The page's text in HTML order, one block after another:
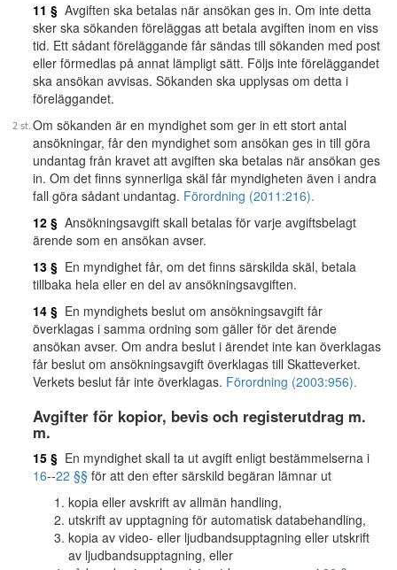
11 § Avgiften ska betalas när ansökan ges in. Om inte detta
sker ska sökanden föreläggas att betala avgiften inom en viss
tid. Ett sådant föreläggande får sändas till sökanden med post
eller förmedlas på annat lämpligt sätt. Följs inte föreläggandet
ska ansökan avvisas. Sökanden ska upplysas om detta i
föreläggandet.
Om sökanden är en myndighet som ger in ett stort antal
ansökningar, får den myndighet som ansökan ges in till göra
undantag från kravet att avgiften ska betalas när ansökan ges
in. Om det finns synnerliga skäl får myndigheten även i andra
fall göra sådant undantag. Förordning (2011:216).
12 § Ansökningsavgift skall betalas för varje avgiftsbelagt
ärende som en ansökan avser.
13 § En myndighet får, om det finns särskilda skäl, betala
tillbaka hela eller en del av ansökningsavgiften.
14 § En myndighets beslut om ansökningsavgift får
överklagas i samma ordning som gäller för det ärende
ansökan avser. Om andra beslut i ärendet inte kan överklagas
får beslut om ansökningsavgift överklagas till Skatteverket.
Verkets beslut får inte överklagas. Förordning (2003:956).
Avgifter för kopior, bevis och registerutdrag m.
m.
15 § En myndighet skall ta ut avgift enligt bestämmelserna i
16--22 §§ för att den efter särskild begäran lämnar ut
kopia eller avskrift av allmän handling,
utskrift av upptagning för automatisk databehandling,
kopia av video- eller ljudbandsupptagning eller utskrift
av ljudbandsupptagning, eller